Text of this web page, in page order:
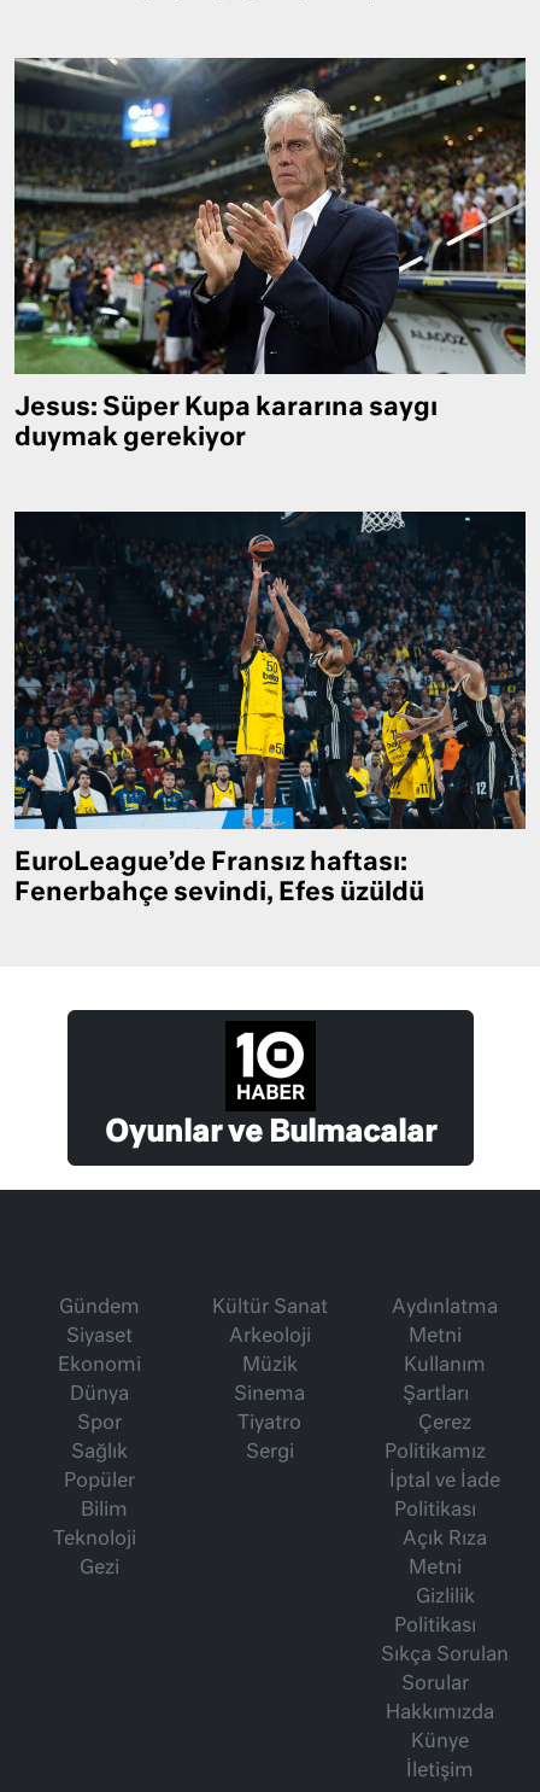
Jesus: Süper Kupa kararına saygı
duymak gerekiyor
EuroLeague’de Fransız haftası:
Fenerbahçe sevindi, Efes üzüldü
Oyunlar ve Bulmacalar
Gündem
Siyaset
Ekonomi
Dünya
Spor
Sağlık
Popüler
Bilim
Teknoloji
Gezi
Kültür Sanat
Arkeoloji
Müzik
Sinema
Tiyatro
Sergi
Aydınlatma
Metni
Kullanım
Şartları
Çerez
Politikamız
İptal ve İade
Politikası
Açık Rıza
Metni
Gizlilik
Politikası
Sıkça Sorulan
Sorular
Hakkımızda
Künye
İletişim